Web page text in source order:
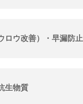
ロウ改善）・早漏防止
生物質